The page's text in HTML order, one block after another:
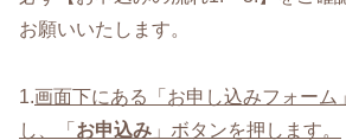
お願いいたします。
1.画面下にある「お申し込みフォーム
し、「 お申込み 」ボタンを押します。